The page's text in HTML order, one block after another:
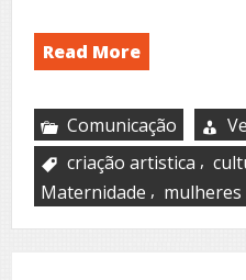
Read More
Comunicação
criação artistica ,
Maternidade , mulheres